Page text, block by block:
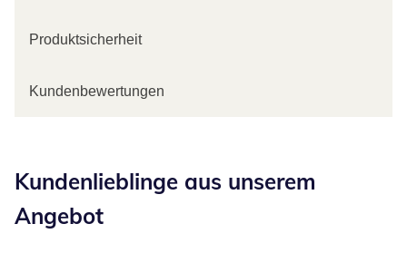
Produktsicherheit
Kundenbewertungen
Kundenlieblinge aus unserem
Angebot